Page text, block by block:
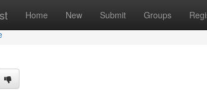
Home New Submit Groups